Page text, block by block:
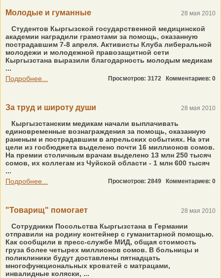
Молодые и гуманные 28 мая 2010
Студентов Кыргызской государственной медицинской
академии наградили грамотами за помощь, оказанную
пострадавшим 7-8 апреля. Активисты Клуба либеральной
молодежи и молодежной правозащитной сети
Кыргызстана выразили благодарность молодым медикам
...
Подробнее...
Просмотров: 3172 Комментариев: 0
За труд и широту души 28 мая 2010
Кыргызстанcким медикам начали выплачивать
единовременные вознаграждения за помощь, оказанную
раненым и пострадавшим в апрельских событиях. На эти
цели из госбюджета выделено почти 16 миллионов сомов.
На премии столичным врачам выделено 13 млн 250 тысяч
сомов, их коллегам из Чуйской области - 1 млн 600 тысяч
...
Подробнее...
Просмотров: 2849 Комментариев: 0
"Товарищ" помогает 28 мая 2010
Сотрудники Посольства Кыргызстана в Германии
отправили на родину контейнер с гуманитарной помощью.
Как сообщили в пресс-службе МИД, общая стоимость
груза более четырех миллионов сомов. В больницы и
поликлиники будут доставлены пятнадцать
многофункциональных кроватей с матрацами,
инвалидные коляски, ...